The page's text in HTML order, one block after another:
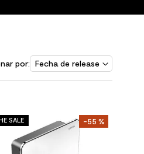
Fecha de release
-55 %
SALE